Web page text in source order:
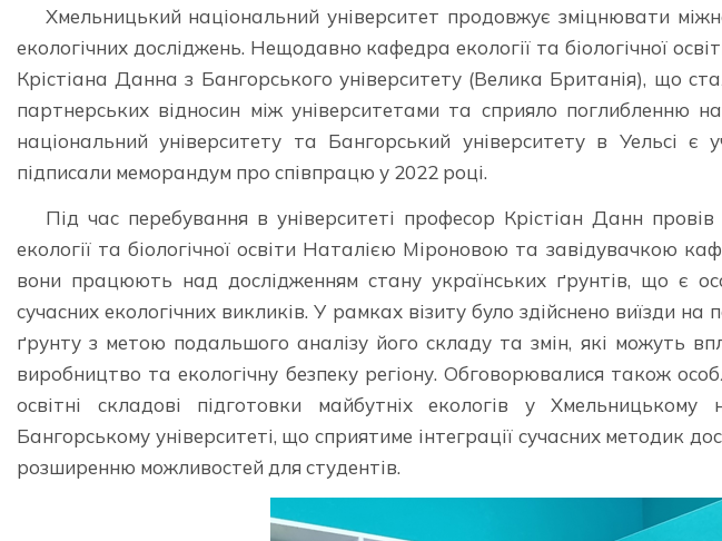
Хмельницький національний університет продовжує зміцнювати
екологічних досліджень. Нещодавно кафедра екології та біологічної
Крістіана Данна з Бангорського університету (Велика Британія), що
партнерських відносин між університетами та сприяло поглибленню
національний університету та Бангорський університету в Уельсі є
підписали меморандум про співпрацю у 2022 році.
Під час перебування в університеті професор Крістіан Данн
екології та біологічної освіти Наталією Міроновою та завідувачкою
вони працюють над дослідженням стану українських ґрунтів, що є
сучасних екологічних викликів. У рамках візиту було здійснено виїзди на
ґрунту з метою подальшого аналізу його складу та змін, які можуть
виробництво та екологічну безпеку регіону. Обговорювалися також
освітні складові підготовки майбутніх екологів у Хмельницькому
Бангорському університеті, що сприятиме інтеграції сучасних методик
розширенню можливостей для студентів.